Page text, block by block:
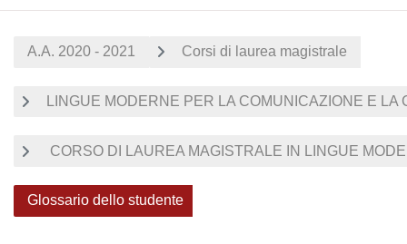
A.A. 2020 - 2021 Corsi di laurea magistrale
LINGUE MODERNE PER LA COMUNICAZIONE E
CORSO DI LAUREA MAGISTRALE IN LINGUE
Glossario dello studente